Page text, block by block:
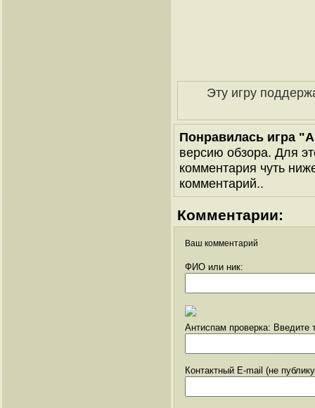
Эту игру
Понравилась игра
версию обзора. Для
комментария чуть
комментарий..
Комментарии:
Ваш комментарий
ФИО или ник:
Антиспам проверка: Введите
Контактный E-mail (не